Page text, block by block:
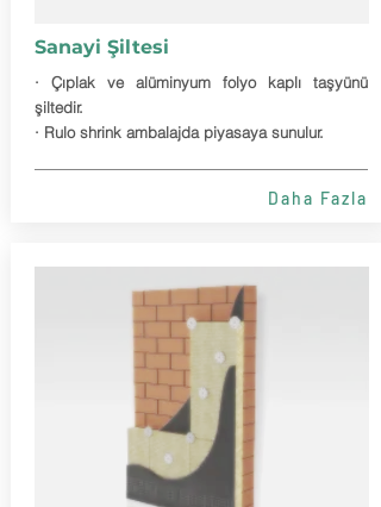
Sanayi Şiltesi
· Çıplak ve alüminyum folyo kaplı taşyünü
şiltedir.
· Rulo shrink ambalajda piyasaya sunulur.
Daha Fazla